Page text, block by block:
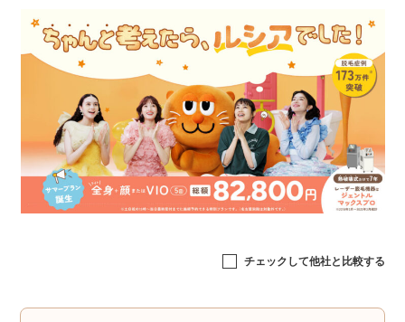
チェックして他社と比較する